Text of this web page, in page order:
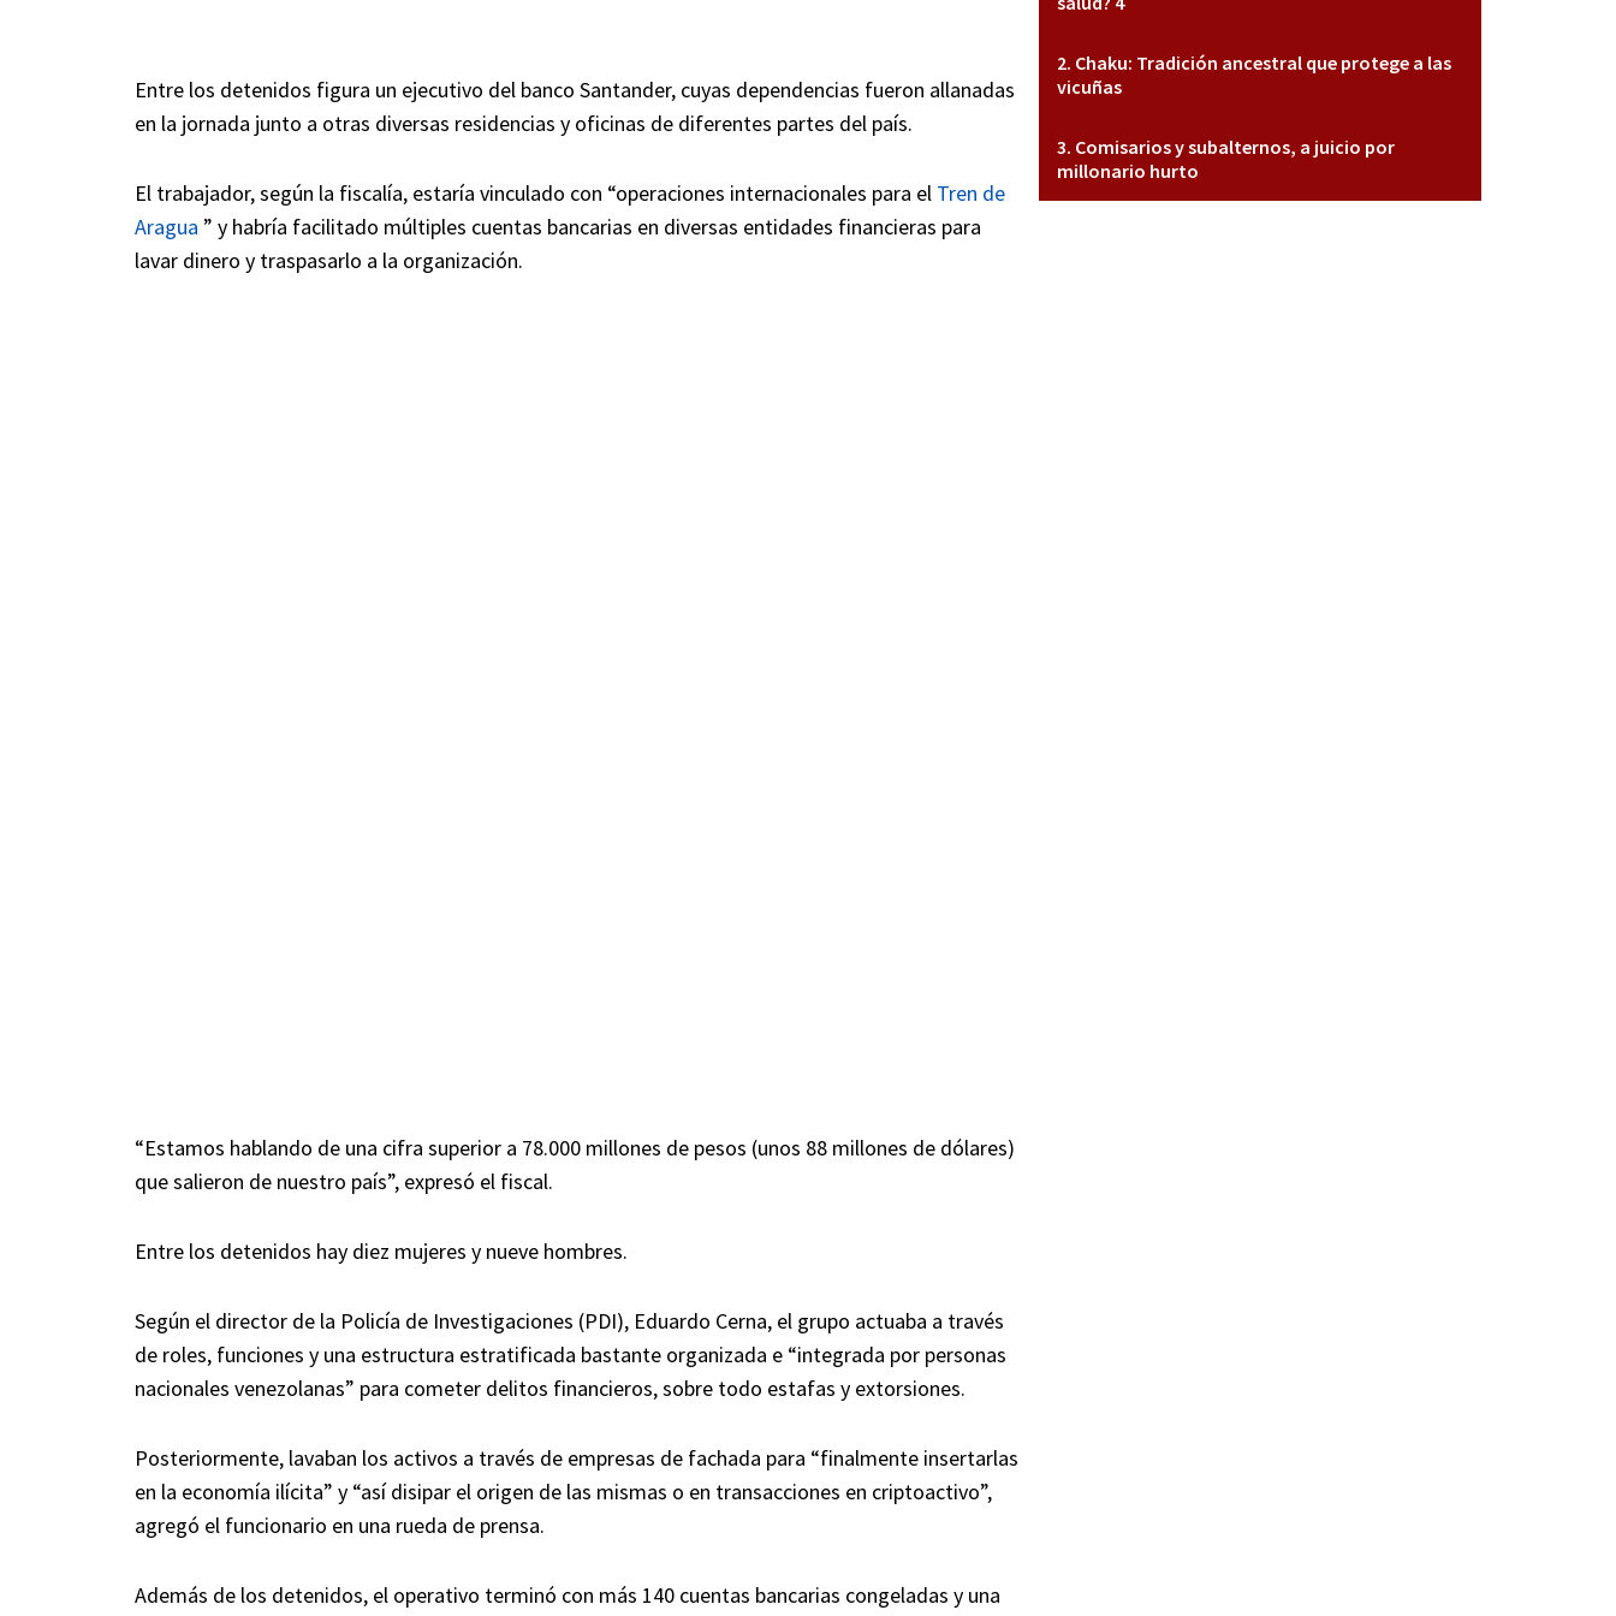
Entre los detenidos figura un ejecutivo del banco Santander, cuyas dependencias fueron allanadas
en la jornada junto a otras diversas residencias y oficinas de diferentes partes del país.
El trabajador, según la fiscalía, estaría vinculado con “operaciones internacionales para el Tren de
Aragua ” y habría facilitado múltiples cuentas bancarias en diversas entidades financieras para
lavar dinero y traspasarlo a la organización.
“Estamos hablando de una cifra superior a 78.000 millones de pesos (unos 88 millones de dólares)
que salieron de nuestro país”, expresó el fiscal.
Entre los detenidos hay diez mujeres y nueve hombres.
Según el director de la Policía de Investigaciones (PDI), Eduardo Cerna, el grupo actuaba a través
de roles, funciones y una estructura estratificada bastante organizada e “integrada por personas
nacionales venezolanas” para cometer delitos financieros, sobre todo estafas y extorsiones.
Posteriormente, lavaban los activos a través de empresas de fachada para “finalmente insertarlas
en la economía ilícita” y “así disipar el origen de las mismas o en transacciones en criptoactivo”,
agregó el funcionario en una rueda de prensa.
Además de los detenidos, el operativo terminó con más 140 cuentas bancarias congeladas y una
Chaku: Tradición ancestral que protege a las
vicuñas
Comisarios y subalternos, a juicio por
millonario hurto